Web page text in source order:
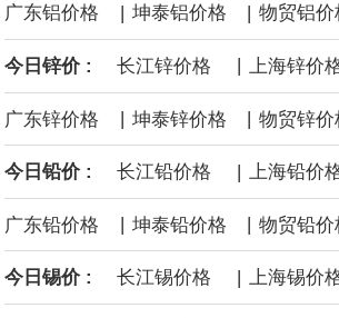
黄金价格有望录得自今年1月以来最大单
供支撑，同时投资者正等待美国非农就
景的线索。StoneX高级分析师马特·辛
令市场通胀预期下降，推动黄金价格从
元上方的盘整区间中进一步上涨。
广东铝价格 | 坤泰铝价格 | 物贸铝价
今日锌价 : 长江锌价格 上海锌价
广东锌价格 | 坤泰锌价格 | 物贸锌价
今日铅价 : 长江铅价格 | 上海铅价
广东铅价格 坤泰铅价格 物贸铅价
今日锡价 : 长江锡价格 | 上海锡价